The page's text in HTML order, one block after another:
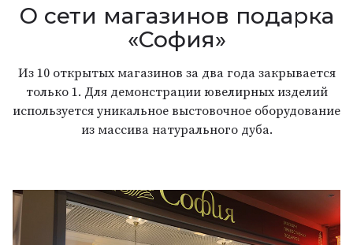
О сети магазинов подарка
«София»
Из 10 открытых магазинов за два года закрывается
только 1. Для демонстрации ювелирных изделий
используется уникальное выстовочное оборудование
из массива натурального дуба.